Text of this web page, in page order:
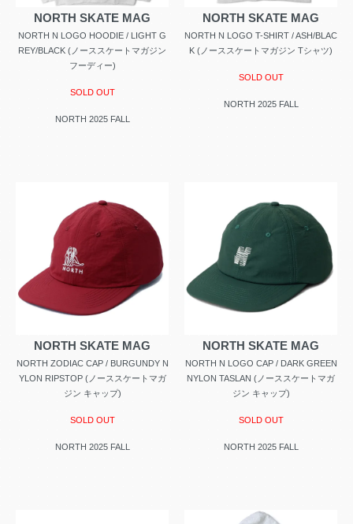
NORTH SKATE MAG
NORTH N LOGO HOODIE / LIGHT G
REY/BLACK (ノーススケートマガジン
フーディー)
SOLD OUT
NORTH 2025 FALL
NORTH SKATE MAG
NORTH N LOGO T-SHIRT / ASH/BLAC
K (ノーススケートマガジン Tシャツ)
SOLD OUT
NORTH 2025 FALL
NORTH SKATE MAG
NORTH ZODIAC CAP / BURGUNDY N
YLON RIPSTOP (ノーススケートマガ
ジン キャップ)
SOLD OUT
NORTH 2025 FALL
NORTH SKATE MAG
NORTH N LOGO CAP / DARK GREEN
NYLON TASLAN (ノーススケートマガ
ジン キャップ)
SOLD OUT
NORTH 2025 FALL